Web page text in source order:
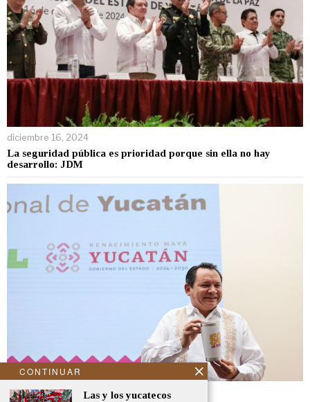
diciembre 16, 2024
La seguridad pública es prioridad porque sin ella no hay
desarrollo: JDM
noviembre 7, 2024
CONTINUAR
Las y los yucatecos